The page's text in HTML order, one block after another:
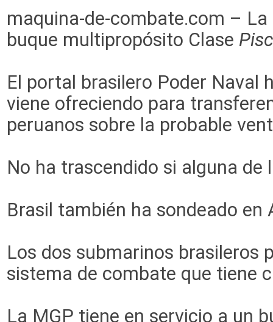
maquina-de-combate.com – La
buque multipropósito Clase
El portal brasilero Poder Naval
viene ofreciendo para
peruanos sobre la probable
No ha trascendido si alguna
Brasil también ha sondeado
Los dos submarinos brasileros
sistema de combate que tiene
La MGP tiene en servicio a un